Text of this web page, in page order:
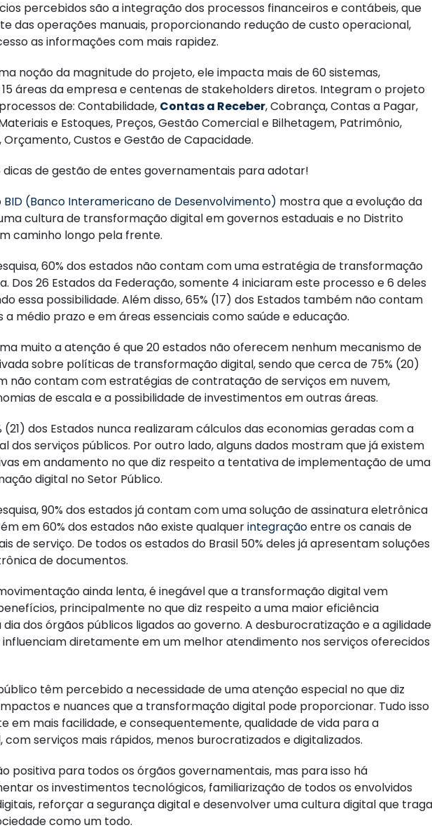
percebidos são a integração dos processos financeiros e contábeis, que
das operações manuais, proporcionando redução de custo operacional,
as informações com mais rapidez.
noção da magnitude do projeto, ele impacta mais de 60 sistemas,
áreas da empresa e centenas de stakeholders diretos. Integram o projeto
processos de: Contabilidade, Contas a Receber, Cobrança, Contas a Pagar,
e Estoques, Preços, Gestão Comercial e Bilhetagem, Patrimônio,
Orçamento, Custos e Gestão de Capacidade.
dicas de gestão de entes governamentais para adotar!
BID (Banco Interamericano de Desenvolvimento) mostra que a evolução da
cultura de transformação digital em governos estaduais e no Distrito
caminho longo pela frente.
60% dos estados não contam com uma estratégia de transformação
Dos 26 Estados da Federação, somente 4 iniciaram este processo e 6 deles
essa possibilidade. Além disso, 65% (17) dos Estados também não contam
médio prazo e em áreas essenciais como saúde e educação.
muito a atenção é que 20 estados não oferecem nenhum mecanismo de
sobre políticas de transformação digital, sendo que cerca de 75% (20)
não contam com estratégias de contratação de serviços em nuvem,
de escala e a possibilidade de investimentos em outras áreas.
(21) dos Estados nunca realizaram cálculos das economias geradas com a
dos serviços públicos. Por outro lado, alguns dados mostram que já existem
em andamento no que diz respeito a tentativa de implementação de uma
digital no Setor Público.
90% dos estados já contam com uma solução de assinatura eletrônica
em 60% dos estados não existe qualquerintegraçãoentre os canais de
de serviço. De todos os estados do Brasil 50% deles já apresentam soluções
de documentos.
ainda lenta, é inegável que a transformação digital vem
principalmente no que diz respeito a uma maior eficiência
dos órgãos públicos ligados ao governo. A desburocratização e a agilidade
diretamente em um melhor atendimento nos serviços oferecidos
têm percebido a necessidade de uma atenção especial no que diz
e nuances que a transformação digital pode proporcionar. Tudo isso
em mais facilidade, e consequentemente, qualidade de vida para a
serviços mais rápidos, menos burocratizados e digitalizados.
positiva para todos os órgãos governamentais, mas para isso há
os investimentos tecnológicos, familiarização de todos os envolvidos
reforçar a segurança digital e desenvolver uma cultura digital que traga
como um todo.